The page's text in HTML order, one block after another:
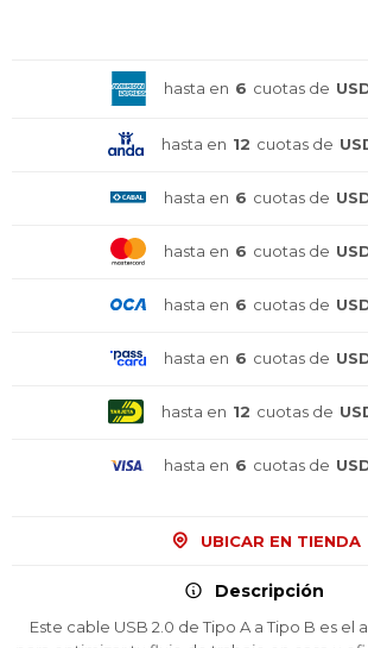
hasta en 6 cuotas de
hasta en 12 cuotas de
hasta en 6 cuotas de
hasta en 6 cuotas de
hasta en 6 cuotas de
hasta en 6 cuotas de
hasta en 12 cuotas de
hasta en 6 cuotas de
UBICAR EN TIENDA
Descripción
Este cable USB 2.0 de Tipo A a Tipo B es el
Comprá ahora y
Después, hasta en
¡Sumate a la forma más
12 cuotas * ¡Solo con tu
Verifica si estás calificado para
Pago Después:
Estás calificado para comprar
Comprá ahora y
Después, hasta en
¡Sumate a la forma más
12 cuotas * ¡Solo con tu
Verifica si estás calificado para
Pago Después:
Estás calificado para comprar
Comprá ahora y
Después, hasta en
¡Sumate a la forma más
12 cuotas * ¡Solo con tu
Verifica si estás calificado para
Pago Después:
Estás calificado para comprar